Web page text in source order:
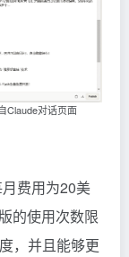
Claude对话页面
费用为20美
的使用次数限
，并且能够更